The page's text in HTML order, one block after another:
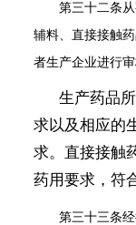
第三十二条
辅料、直接接触
者生产企业进行
生产药品
求以及相应的
求。直接接触
药用要求，符
第三十三条